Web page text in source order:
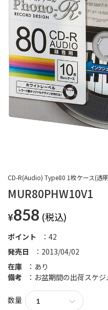
MUR80PHW10V1
CD-R(Audio) Type80 1枚ケース(透
¥858
発売日 2013/04/02
ポイント 42
在庫
あり
備考
お盆期間の出荷スケ
数量